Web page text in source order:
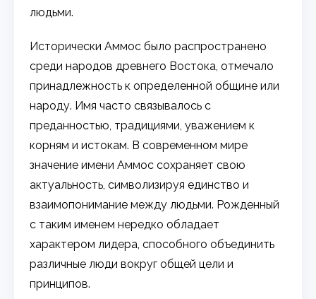
людьми.
Исторически Аммос было распространено
среди народов древнего Востока, отмечало
принадлежность к определенной общине или
народу. Имя часто связывалось с
преданностью, традициями, уважением к
корням и истокам. В современном мире
значение имени Аммос сохраняет свою
актуальность, символизируя единство и
взаимопонимание между людьми. Рожденный
с таким именем нередко обладает
характером лидера, способного объединить
различные люди вокруг общей цели и
принципов.